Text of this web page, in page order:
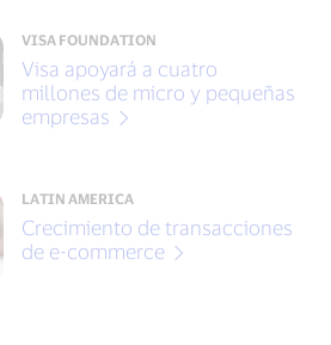
VISA FOUNDATION
Visa apoyará a cuatro
millones de micro y pequeñas
empresas
LATIN AMERICA
Crecimiento de transacciones
de e-commerce